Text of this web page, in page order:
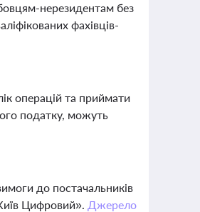
нерезидентам без
фахівців-
операцій та приймати
податку, можуть
до постачальників
Цифровий». Джерело